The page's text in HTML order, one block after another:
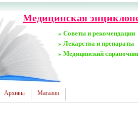
Медицинская
» Советы и рекомендации
» Лекарства и препараты
» Медицинский
Архивы Магазин